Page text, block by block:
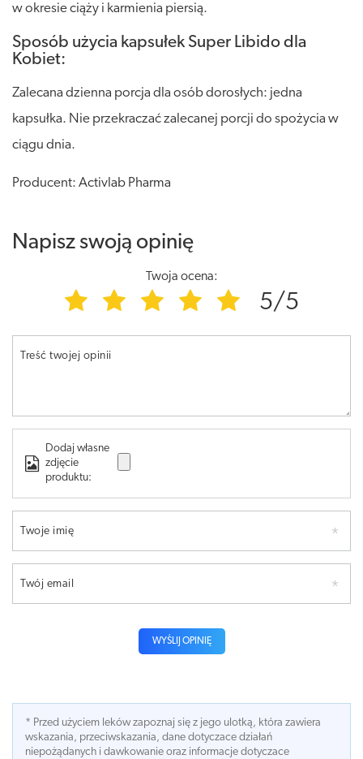
w okresie ciąży i karmienia piersią.
Sposób użycia kapsułek Super Libido dla
Kobiet:
Zalecana dzienna porcja dla osób dorosłych: jedna
kapsułka. Nie przekraczać zalecanej porcji do spożycia w
ciągu dnia.
Producent: Activlab Pharma
Napisz swoją opinię
Twoja ocena:
5/5
Treść twojej opinii
Dodaj własne
zdjęcie
produktu:
Twoje imię
Twój email
WYŚLIJ OPINIĘ
* Przed użyciem leków zapoznaj się z jego ulotką, która zawiera
wskazania, przeciwskazania, dane dotyczace działań
niepożądanych i dawkowanie oraz informacje dotyczace